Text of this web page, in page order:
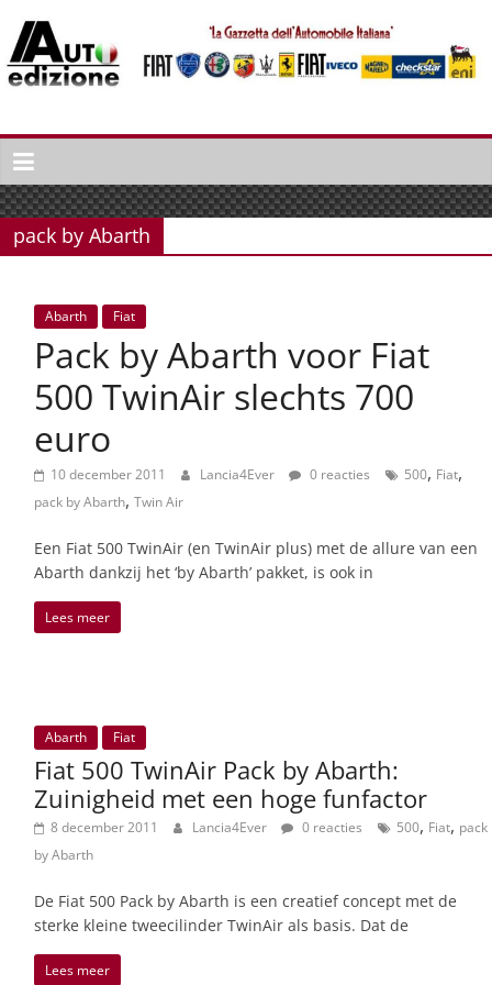
naar
inhoud
Auto
Edizione
La
Gazetta
dell'Automobile
Italiaans
autonieuws
lifestyle
pack by Abarth
Abarth Fiat
Pack by Abarth voor Fiat
500 TwinAir slechts 700
euro
10 december 2011 Lancia4Ever 0 reacties 500, Fiat,
pack by Abarth, Twin Air
Een Fiat 500 TwinAir (en TwinAir plus) met de allure van een
Abarth dankzij het ‘by Abarth’ pakket, is ook in
Lees meer
Abarth Fiat
Fiat 500 TwinAir Pack by Abarth:
Zuinigheid met een hoge funfactor
8 december 2011 Lancia4Ever 0 reacties 500, Fiat, pack
by Abarth
De Fiat 500 Pack by Abarth is een creatief concept met de
sterke kleine tweecilinder TwinAir als basis. Dat de
Lees meer